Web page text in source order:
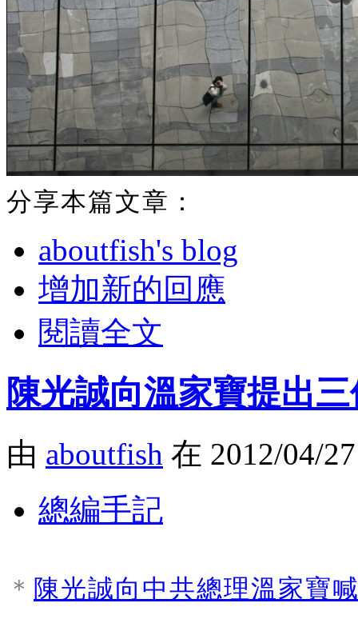
分享本篇文章：
aboutfish's blog
增加新的回應
閱讀全文
陳光誠向溫家寶提出
由 aboutfish 在 2012/04/
總編手記
＊ 陳光誠向中共總理溫家寶